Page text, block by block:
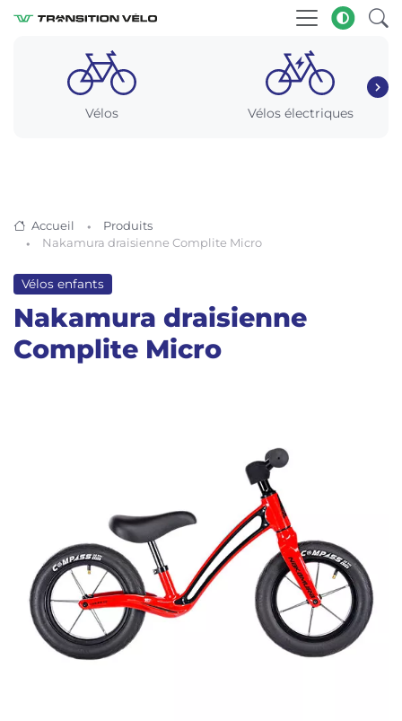
Vélos Vélos électriques
Accueil
Produits
Nakamura draisienne Complite Micro
Vélos enfants
Nakamura draisienne
Complite Micro